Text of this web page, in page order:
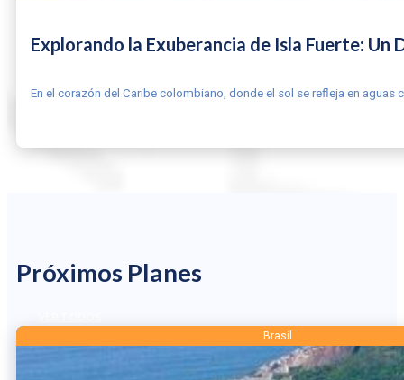
Explorando la Exuberancia de Isla Fuerte: Un
En el corazón del Caribe colombiano, donde el sol se refleja en aguas
Próximos Planes
DESTINOS Brasil